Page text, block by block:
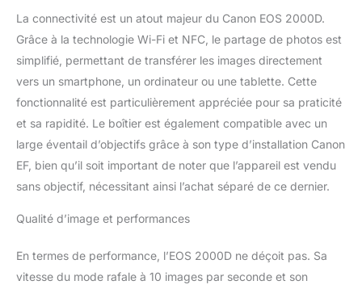
La connectivité est un atout majeur du Canon EOS 2000D.
Grâce à la technologie Wi-Fi et NFC, le partage de photos est
simplifié, permettant de transférer les images directement
vers un smartphone, un ordinateur ou une tablette. Cette
fonctionnalité est particulièrement appréciée pour sa praticité
et sa rapidité. Le boîtier est également compatible avec un
large éventail d’objectifs grâce à son type d’installation Canon
EF, bien qu’il soit important de noter que l’appareil est vendu
sans objectif, nécessitant ainsi l’achat séparé de ce dernier.
Qualité d’image et performances
En termes de performance, l’EOS 2000D ne déçoit pas. Sa
vitesse du mode rafale à 10 images par seconde et son